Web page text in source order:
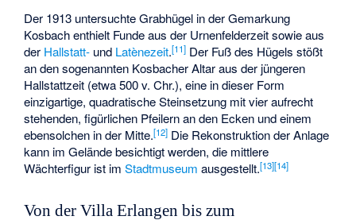
Der 1913 untersuchte Grabhügel in der Gemarkung
Kosbach enthielt Funde aus der Urnenfelderzeit sowie aus
der Hallstatt- und Latènezeit.[11] Der Fuß des Hügels stößt
an den sogenannten Kosbacher Altaraus der jüngeren
Hallstattzeit (etwa 500 v. Chr.), eine in dieser Form
einzigartige, quadratische Steinsetzung mit vier aufrecht
stehenden, figürlichen Pfeilern an den Ecken und einem
ebensolchen in der Mitte.[12] Die Rekonstruktion der Anlage
kann im Gelände besichtigt werden, die mittlere
Wächterfigur ist imStadtmuseum ausgestellt.[13][14]
Von der Villa Erlangen bis zum